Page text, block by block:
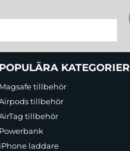
POPULÄRA KATEGORIER
Magsafe tillbehör
tillbehör
tillbehör
Powerbank
iPhone laddare